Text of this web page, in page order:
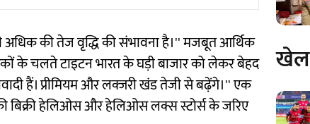
अधिक की तेज वृद्धि की संभावना है।'' मजबूत आर्थिक
के चलते टाइटन भारत के घड़ी बाजार को लेकर बेहद
हैं। प्रीमियम और लक्जरी खंड तेजी से बढ़ेंगे।'' एक
बिक्री हेलिओस और हेलिओस लक्स स्टोर्स के जरिए
खेल